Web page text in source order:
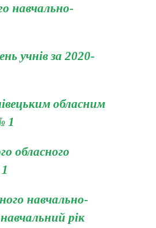
навчально-
учнів за 2020-
обласним
1
обласного
навчально-
рік